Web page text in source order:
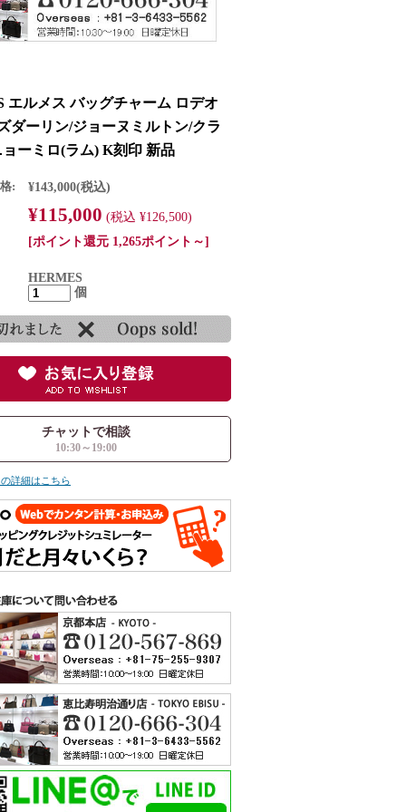
エルメス バッグチャーム ロデオ
ダーリン/ジョーヌミルトン/クラ
ーミロ(ラム) K刻印 新品
: ¥143,000(税込)
¥115,000 (税込 ¥126,500)
[ポイント還元 1,265ポイント～]
HERMES
個
チャットで相談
10:30～19:00
詳細はこちら